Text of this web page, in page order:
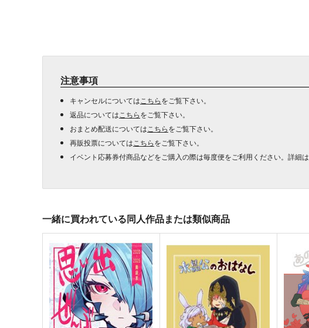
注意事項
キャンセルについては こちらをご覧下さい。
返品については こちらをご覧下さい。
おまとめ配送については こちらをご覧下さい。
再販投票については こちらをご覧下さい。
イベント応募券付商品などをご購入の際は毎度便をご利用ください。詳細は
一緒に買われている同人作品または類似商品